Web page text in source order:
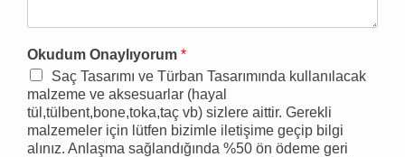
Okudum Onaylıyorum *
Saç Tasarımı ve Türban Tasarımında kullanılacak
malzeme ve aksesuarlar (hayal
tül,tülbent,bone,toka,taç vb) sizlere aittir. Gerekli
malzemeler için lütfen bizimle iletişime geçip bilgi
alınız. Anlaşma sağlandığında %50 ön ödeme geri